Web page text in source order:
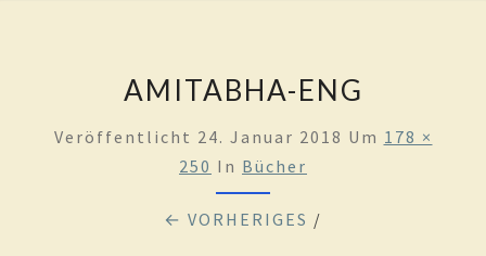
AMITABHA-ENG
Veröffentlicht 24. Januar 2018 Um 178 ×
250 In Bücher
← VORHERIGES /